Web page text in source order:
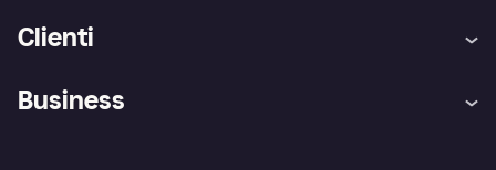
Clienti
Assistenza
Business